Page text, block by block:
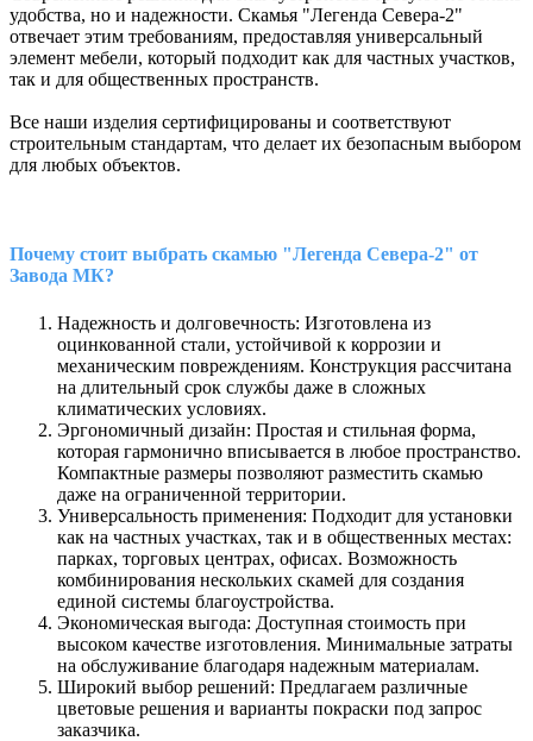
удобства, но и надежности. Скамья "Легенда Севера-2"
отвечает этим требованиям, предоставляя универсальный
элемент мебели, который подходит как для частных участков,
так и для общественных пространств.
Все наши изделия сертифицированы и соответствуют
строительным стандартам, что делает их безопасным выбором
для любых объектов.
Почему стоит выбрать скамью "Легенда Севера-2" от
Завода МК?
Надежность и долговечность: Изготовлена из
оцинкованной стали, устойчивой к коррозии и
механическим повреждениям. Конструкция рассчитана
на длительный срок службы даже в сложных
климатических условиях.
Эргономичный дизайн: Простая и стильная форма,
которая гармонично вписывается в любое пространство.
Компактные размеры позволяют разместить скамью
даже на ограниченной территории.
Универсальность применения: Подходит для установки
как на частных участках, так и в общественных местах:
парках, торговых центрах, офисах. Возможность
комбинирования нескольких скамей для создания
единой системы благоустройства.
Экономическая выгода: Доступная стоимость при
высоком качестве изготовления. Минимальные затраты
на обслуживание благодаря надежным материалам.
Широкий выбор решений: Предлагаем различные
цветовые решения и варианты покраски под запрос
заказчика.